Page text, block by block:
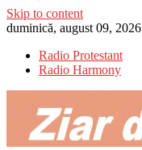
Skip to content
duminică, august 09, 2026
Radio Protestant
Radio Harmony